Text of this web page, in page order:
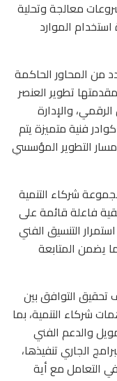
معالجة وتحلية
استخدام الموارد
من المحاور الحاكمة
تطوير العنصر
والإدارة
فنية متميزة يتم
التطوير المؤسسي
شركاء التنمية
فاعلة قائمة على
التنسيق الفني
يضمن المتابعة
تحقيق التوافق بين
شركاء التنمية، بما
والدعم الفني
الجاري تنفيذها،
في التعامل مع أية